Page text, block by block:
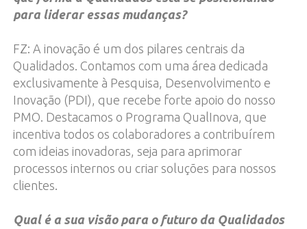
para liderar essas mudanças?
FZ: A inovação é um dos pilares centrais da
Qualidados. Contamos com uma área dedicada
exclusivamente à Pesquisa, Desenvolvimento e
Inovação (PDI), que recebe forte apoio do nosso
PMO. Destacamos o Programa QualInova, que
incentiva todos os colaboradores a contribuírem
com ideias inovadoras, seja para aprimorar
processos internos ou criar soluções para nossos
clientes.
Qual é a sua visão para o futuro da Qualidados